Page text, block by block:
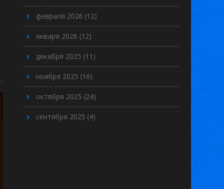
февраля 2026 (12)
января 2026 (12)
декабря 2025 (11)
ноября 2025 (16)
октября 2025 (24)
сентября 2025 (4)